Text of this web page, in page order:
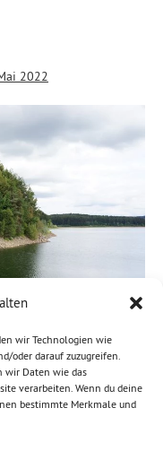
wir Technologien wie
oder darauf zuzugreifen.
wir Daten wie das
verarbeiten. Wenn du deine
bestimmte Merkmale und
2022
50. Sitzung
2030“
90/DIE GRÜNEN
Ziel, die